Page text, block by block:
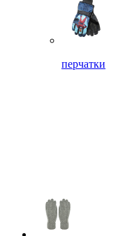
перчатки